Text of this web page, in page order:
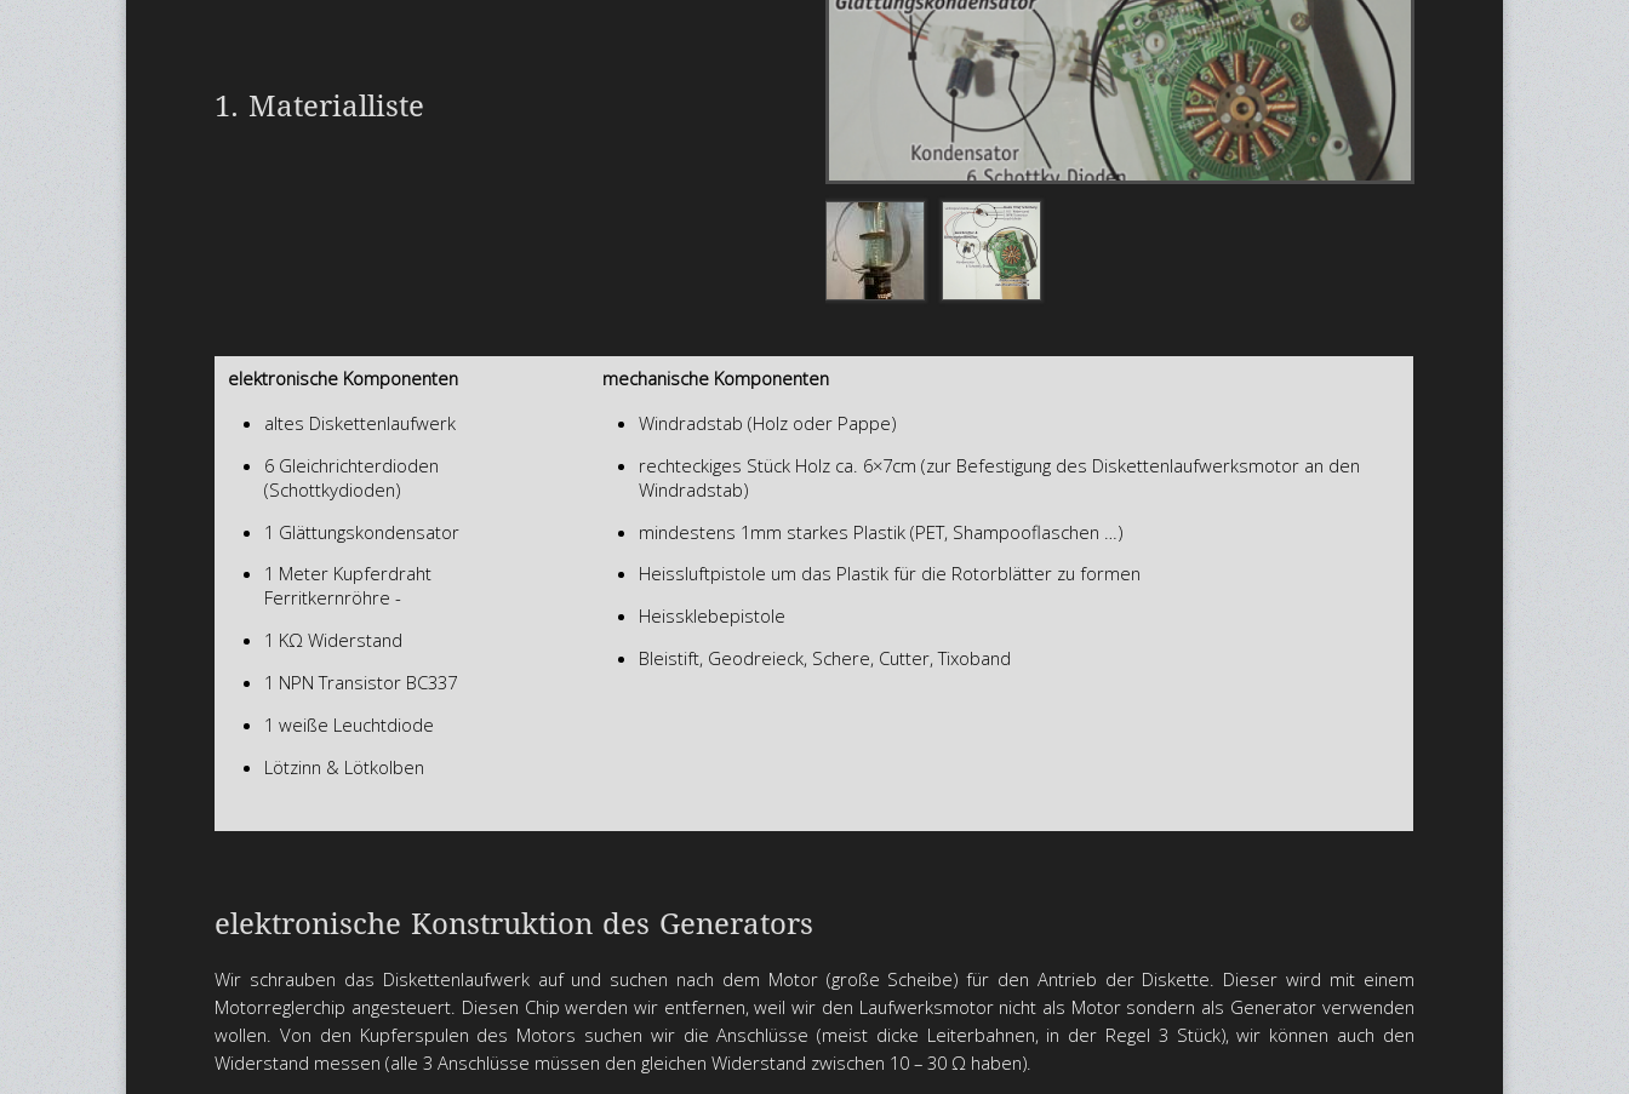
1. Materialliste
elektronische Komponenten
altes Diskettenlaufwerk
6 Gleichrichterdioden
(Schottkydioden)
1 Glättungskondensator
1 Meter Kupferdraht
Ferritkernröhre -
1 KΩ Widerstand
1 NPN Transistor BC337
1 weiße Leuchtdiode
Lötzinn & Lötkolben
mechanische Komponenten
Windradstab (Holz oder Pappe)
rechteckiges Stück Holz ca. 6×7cm (zur Befestigung des Diskettenlaufwerksmotor an den
Windradstab)
mindestens 1mm starkes Plastik (PET, Shampooflaschen …)
Heissluftpistole um das Plastik für die Rotorblätter zu formen
Heissklebepistole
Bleistift, Geodreieck, Schere, Cutter, Tixoband
elektronische Konstruktion des Generators
Wir schrauben das Diskettenlaufwerk auf und suchen nach dem Motor (große Scheibe) für den Antrieb der Diskette. Dieser wird mit einem
Motorreglerchip angesteuert. Diesen Chip werden wir entfernen, weil wir den Laufwerksmotor nicht als Motor sondern als Generator verwenden
wollen. Von den Kupferspulen des Motors suchen wir die Anschlüsse (meist dicke Leiterbahnen, in der Regel 3 Stück), wir können auch den
Widerstand messen (alle 3 Anschlüsse müssen den gleichen Widerstand zwischen 10 – 30 Ω haben).